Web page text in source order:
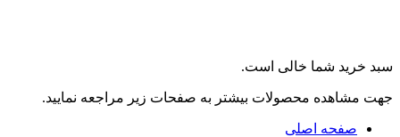
سبد خرید شما خالی است.
جهت مشاهده محصولات بیشتر به صفحات زیر مراجعه نمایید.
صفحه اصلی